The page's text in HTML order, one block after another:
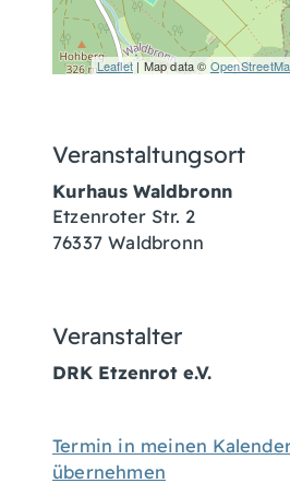
Leaflet| Map data ©
Veranstaltungsort
Kurhaus Waldbronn
Etzenroter Str. 2
76337 Waldbronn
Veranstalter
DRK Etzenrot e.V.
Termin in meinen
übernehmen